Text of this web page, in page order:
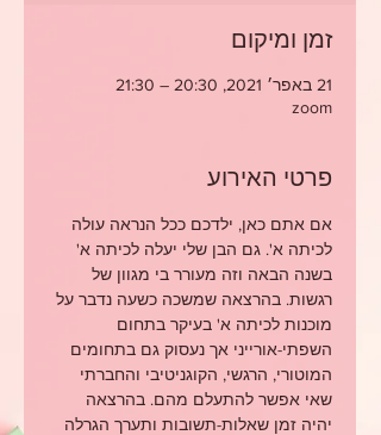
זמן ומיקום
21 באפר׳ 2021, 20:30 – 21:30
zoom
פרטי האירוע
אם אתם כאן, ילדכם ככל הנראה עולה
לכיתה א'. גם הבן שלי יעלה לכיתה א'
בשנה הבאה וזה מעורר בי מגוון של
רגשות. בהרצאה שמשכה כשעה נדבר על
מוכנות לכיתה א' בעיקר בתחום
השפתי-אורייני אך נעסוק גם בתחומים
המוטורי, הרגשי, הקוגניטיבי והחברתי
שאי אפשר להתעלם מהם. בהרצאה
יהיה זמן שאלות-תשובות ותערך הגרלה